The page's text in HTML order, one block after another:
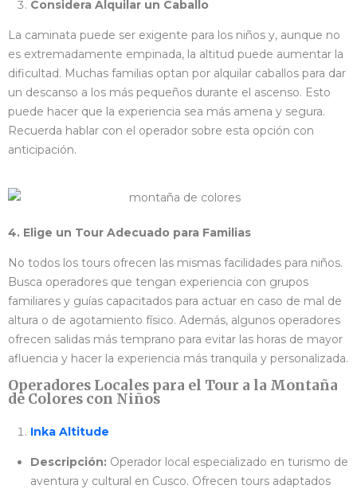
Considera Alquilar un Caballo
La caminata puede ser exigente para los niños y, aunque no
es extremadamente empinada, la altitud puede aumentar la
dificultad. Muchas familias optan por alquilar caballos para dar
un descanso a los más pequeños durante el ascenso. Esto
puede hacer que la experiencia sea más amena y segura.
Recuerda hablar con el operador sobre esta opción con
anticipación.
4. Elige un Tour Adecuado para Familias
No todos los tours ofrecen las mismas facilidades para niños.
Busca operadores que tengan experiencia con grupos
familiares y guías capacitados para actuar en caso de mal de
altura o de agotamiento físico. Además, algunos operadores
ofrecen salidas más temprano para evitar las horas de mayor
afluencia y hacer la experiencia más tranquila y personalizada.
Operadores Locales para el Tour a la Montaña
de Colores con Niños
Inka Altitude
Descripción: Operador local especializado en turismo de
aventura y cultural en Cusco. Ofrecen tours adaptados